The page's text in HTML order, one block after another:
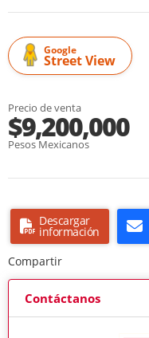
Google
Street View
Precio de venta
$9,200,000
Pesos Mexicanos
Descargar
información
Compartir
Contáctanos